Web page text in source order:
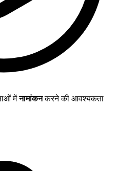
मेंनामांकनकरने की आवश्यकता